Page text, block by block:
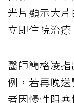
光片顯示大
立即住院治療
醫師簡格凌
例，若再晚
者因慢性阻